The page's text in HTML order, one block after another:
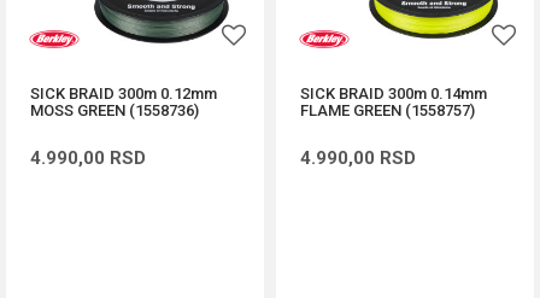
SICK BRAID 300m 0.12mm
MOSS GREEN (1558736)
4.990,00 RSD
SICK BRAID 300m 0.14mm
FLAME GREEN (1558757)
4.990,00 RSD